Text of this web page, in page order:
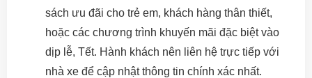
sách ưu đãi cho trẻ em, khách hàng thân thiết,
hoặc các chương trình khuyến mãi đặc biệt vào
dịp lễ, Tết. Hành khách nên liên hệ trực tiếp với
nhà xe để cập nhật thông tin chính xác nhất.